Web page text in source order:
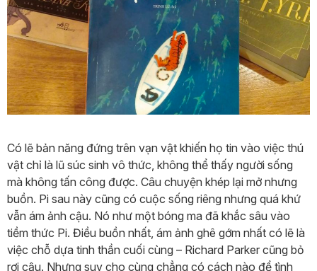
Có lẽ bản năng đứng trên vạn vật khiến họ tin vào việc thú
vật chỉ là lũ súc sinh vô thức, không thể thấy người sống
mà không tấn công được. Câu chuyện khép lại mở nhưng
buồn. Pi sau này cũng có cuộc sống riêng nhưng quá khứ
vẫn ám ảnh cậu. Nó như một bóng ma đã khắc sâu vào
tiềm thức Pi. Điều buồn nhất, ám ảnh ghê gớm nhất có lẽ là
việc chỗ dựa tinh thần cuối cùng – Richard Parker cũng bỏ
rơi cậu. Nhưng suy cho cùng chẳng có cách nào để tình